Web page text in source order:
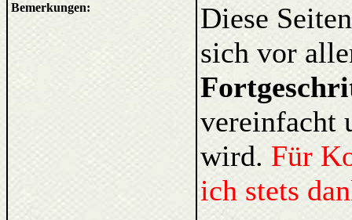
Bemerkungen:
Diese
sich vor
vereinfacht
wird. Für
ich stets